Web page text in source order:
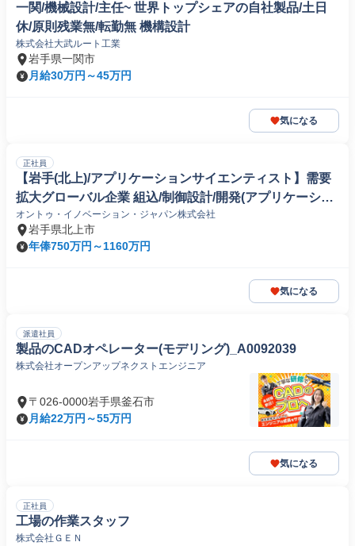
一関/機械設計/主任~ 世界トップシェアの自社製品/土日
休/原則残業無/転勤無 機構設計
株式会社大武ルート工業
岩手県一関市
月給30万円～45万円
気になる
正社員
【岩手(北上)/アプリケーションサイエンティスト】需要
拡大グローバル企業 組込/制御設計/開発(アプリケーショ
ン)
オントゥ・イノベーション・ジャパン株式会社
岩手県北上市
年俸750万円～1160万円
気になる
派遣社員
製品のCADオペレーター(モデリング)_A0092039
株式会社オープンアップネクストエンジニア
〒026-0000岩手県釜石市
月給22万円～55万円
気になる
正社員
工場の作業スタッフ
株式会社ＧＥＮ